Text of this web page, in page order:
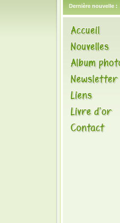
Dernière nouvelle :